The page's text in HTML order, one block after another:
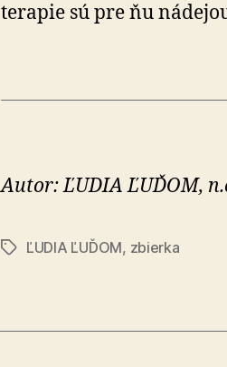
terapie sú pre ňu
Autor: ĽUDIA ĽUĎOM,
ZnačkyĽUDIA ĽUĎOM, zbierka